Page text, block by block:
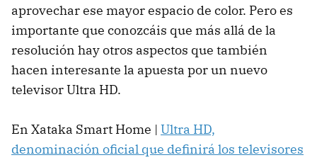
aprovechar ese mayor espacio de color. Pero es
importante que conozcáis que más allá de la
resolución hay otros aspectos que también
hacen interesante la apuesta por un nuevo
televisor Ultra HD.
En Xataka Smart Home | Ultra HD,
denominación oficial que definirá los televisores